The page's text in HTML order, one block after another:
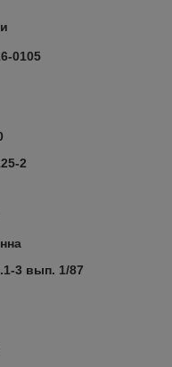
0105
2
3 вып. 1/87